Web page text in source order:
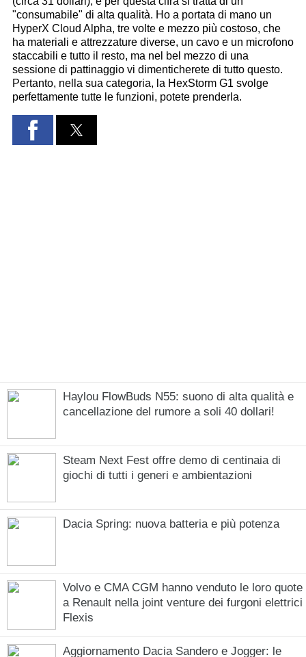
Haylou FlowBuds N55: suono di alta qualità e
cancellazione del rumore a soli 40 dollari!
Steam Next Fest offre demo di centinaia di
giochi di tutti i generi e ambientazioni
Dacia Spring: nuova batteria e più potenza
Volvo e CMA CGM hanno venduto le loro quote
a Renault nella joint venture dei furgoni elettrici
Flexis
Aggiornamento Dacia Sandero e Jogger: le